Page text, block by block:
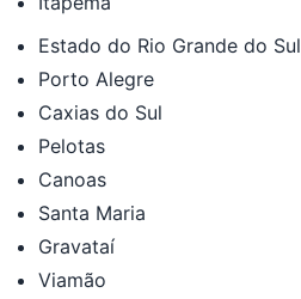
Estado do Rio Grande do Sul
Porto Alegre
Caxias do Sul
Pelotas
Canoas
Santa Maria
Gravataí
Viamão